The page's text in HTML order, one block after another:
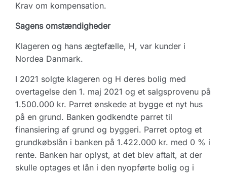
Krav om kompensation.
Sagens omstændigheder
Klageren og hans ægtefælle, H, var kunder i
Nordea Danmark.
I 2021 solgte klageren og H deres bolig med
overtagelse den 1. maj 2021 og et salgsprovenu på
1.500.000 kr. Parret ønskede at bygge et nyt hus
på en grund. Banken godkendte parret til
finansiering af grund og byggeri. Parret optog et
grundkøbslån i banken på 1.422.000 kr. med 0 % i
rente. Banken har oplyst, at det blev aftalt, at der
skulle optages et lån i den nyopførte bolig og i